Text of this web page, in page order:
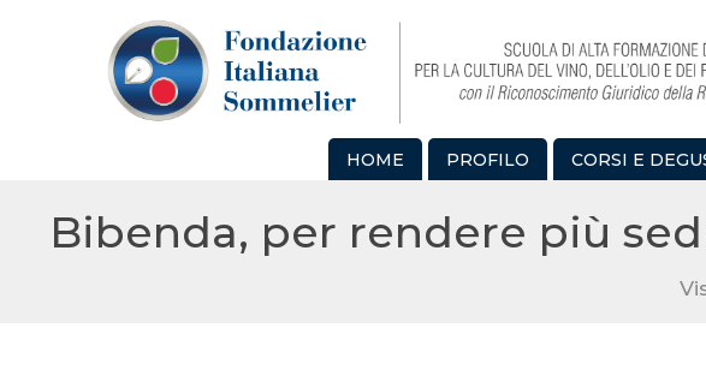
HOME PROFILO CORSI E
Bibenda, per rendere più